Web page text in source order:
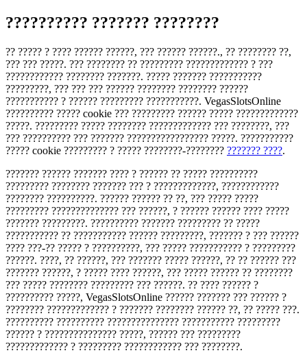
?????????? ??????? ????????
?? ????? ? ???? ?????? ??????, ??? ?????? ??????., ?? ???????? ??,
??? ??? ?????. ??? ???????? ?? ????????? ????????????? ? ???
???????????? ???????? ???????. ????? ??????? ???????????
?????????, ??? ??? ??? ?????? ???????? ???????? ??????
??????????? ? ?????? ????????? ???????????. VegasSlotsOnline
?????????? ????? cookie ??? ????????? ?????? ????? ?????????????
?????. ????????? ????? ???????? ????????????? ??? ????????, ???
??? ?????????? ??? ??????? ????????????????? ?????. ???????????
????? cookie ????????? ? ????? ????????-???????? ??????? ????.
??????? ?????? ??????? ???? ? ?????? ?? ????? ??????????
????????? ???????? ??????? ??? ? ?????????????, ????????????
???????? ??????????. ?????? ?????? ?? ??, ??? ????? ?????
????????? ?????????????? ??? ??????, ? ?????? ?????? ???? ?????
??????? ?????????. ?????????? ??????? ????????? ?? ?????
??????????? ?? ??????????? ?????? ?????????, ??????? ? ??? ??????
???? ???-?? ????? ? ??????????, ??? ????? ??????????? ? ?????????
??????. ????, ?? ??????, ??? ??????? ????? ??????, ?? ?? ?????? ???
??????? ??????, ? ????? ???? ??????, ??? ????? ?????? ?? ????????
??? ????? ???????? ????????? ??? ??????. ?? ???? ?????? ?
?????????? ?????, VegasSlotsOnline ?????? ??????? ??? ?????? ?
???????? ????????????? ? ??????? ???????? ?????? ??, ?? ????? ???.
?????????? ?????????? ??????????????? ??????????? ?????????
?????? ? ??????????????? ?????, ?????? ??? ?????????
????????????? ? ????????? ???????????? ??? ????????.